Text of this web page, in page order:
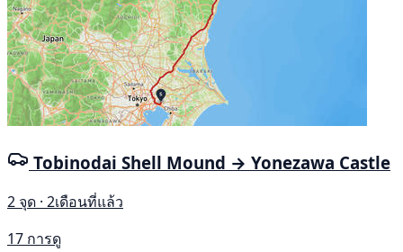
Tobinodai Shell Mound → Yonezawa Castle
2 จุด · 2เดือนที่แล้ว
17 การดู